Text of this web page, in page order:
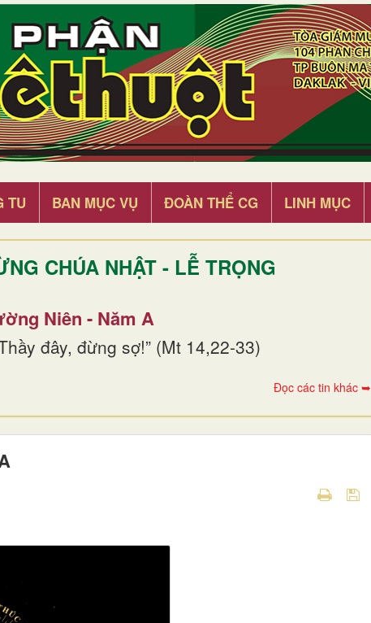
TU BAN MỤC VỤ ĐOÀN THỂ CG LINH MỤC
CHÚA NHẬT - LỄ TRỌNG
Niên - Năm A
đây, đừng sợ!” (Mt 14,22-33)
Đọc các tin khác ➥